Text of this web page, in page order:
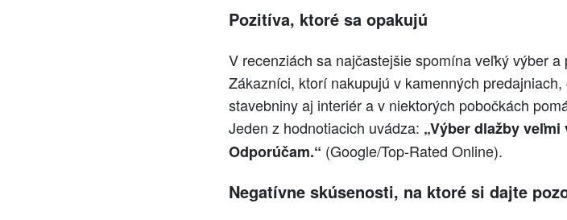
Pozitíva, ktoré sa opakujú
V recenziách sa najčastejšie spomína veľký výber
Zákazníci, ktorí nakupujú v kamenných
stavebniny aj interiér a v niektorých pobočkách
Jeden z hodnotiacich uvádza: „Výber dlažby
Odporúčam.“ (Google/Top‑Rated Online).
Negatívne skúsenosti, na ktoré si dajte